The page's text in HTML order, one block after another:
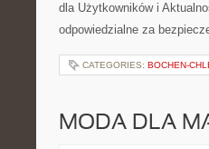
dla Użytkowników i
odpowiedzialne za
CATEGORIES: BOCHEN-
MODA DLA